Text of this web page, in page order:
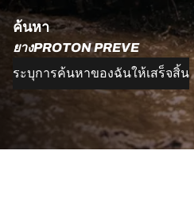
ค้นหา
ยางPROTON PREVE
ระบุการค้นหาของฉันให้เสร็จสิ้น